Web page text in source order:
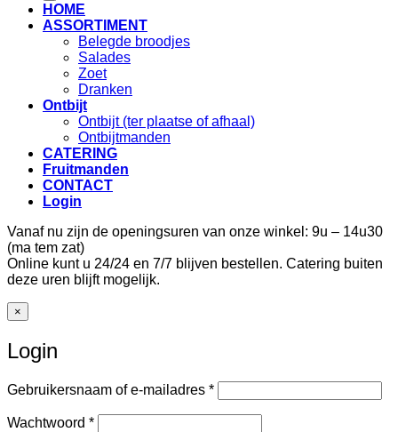
HOME
ASSORTIMENT
Belegde broodjes
Salades
Zoet
Dranken
Ontbijt
Ontbijt (ter plaatse of afhaal)
Ontbijtmanden
CATERING
Fruitmanden
CONTACT
Login
Vanaf nu zijn de openingsuren van onze winkel: 9u – 14u30
(ma tem zat)
Online kunt u 24/24 en 7/7 blijven bestellen. Catering buiten
deze uren blijft mogelijk.
×
Login
Gebruikersnaam of e-mailadres *Vereist
Wachtwoord *Vereist